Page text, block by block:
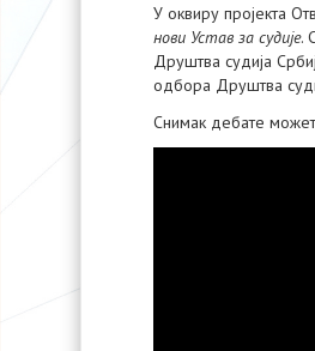
У оквиру пројекта
нови Устав за судије.
Друштва судија
одбора Друштва
Снимак дебате